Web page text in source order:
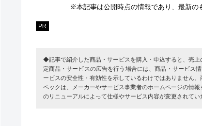
※本記事は公開時点の情報であり、最新の
PR
◆記事で紹介した商品・サービスを購入・申込すると、売
定商品・サービスの広告を行う場合には、商品・サービス
ービスの安全性・有効性を示しているわけではありません
ペックは、メーカーやサービス事業者のホームページの情
のリニューアルによって仕様やサービス内容が変更されて